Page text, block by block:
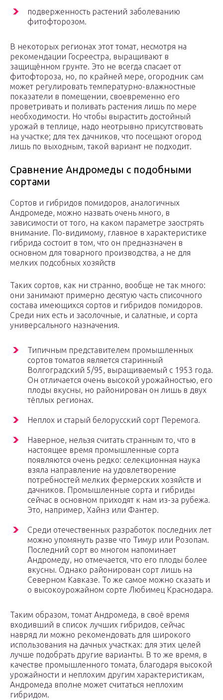
подверженность растений заболеванию
фитофторозом.
В некоторых регионах этот томат, несмотря на
рекомендации Госреестра, выращивают в
защищённом грунте. Это не всегда спасает от
фитофтороза, но, по крайней мере, огородник сам
может регулировать температурно-влажностные
показатели в помещении, своевременно его
проветривать и поливать растения лишь по мере
необходимости. Но чтобы вырастить достойный
урожай в теплице, надо неотрывно присутствовать
на участке; для тех дачников, что посещают огород
лишь по выходным, такой вариант не подходит.
Сравнение Андромеды с подобными
сортами
Сортов и гибридов помидоров, аналогичных
Андромеде, можно назвать очень много, в
зависимости от того, на каком параметре заострять
внимание. По-видимому, главное в характеристике
гибрида состоит в том, что он предназначен в
основном для товарного производства, а не для
мелких подсобных хозяйств
Таких сортов, как ни странно, вообще не так много:
они занимают примерно десятую часть списочного
состава имеющихся сортов и гибридов помидоров.
Среди них есть и засолочные, и салатные, и сорта
универсального назначения.
Типичным представителем промышленных
сортов томатов является старинный
Волгоградский 5/95, выращиваемый с 1953 года.
Он отличается очень высокой урожайностью, его
плоды вкусны, но районирован он лишь в двух
тёплых регионах.
Неплох и старый белорусский сорт Перемога.
Наверное, нельзя считать странным то, что в
настоящее время промышленные сорта
появляются очень редко: селекционная наука
взяла направление на удовлетворение
потребностей мелких фермерских хозяйств и
дачников. Промышленные сорта и гибриды
сейчас в основном приходят к нам из-за рубежа.
Это, например, Хайнз или Фантер.
Среди отечественных разработок последних лет
можно упомянуть разве что Тимур или Розопам.
Последний сорт во многом напоминает
Андромеду, но отмечается, что его плоды более
вкусны. Однако районирован сорт лишь на
Северном Кавказе. То же самое можно сказать и
о высокоурожайном сорте Любимец Краснодара.
Таким образом, томат Андромеда, в своё время
входивший в список лучших гибридов, сейчас
навряд ли можно рекомендовать для широкого
использования на дачных участках: для этих целей
лучше подобрать другие варианты. В то же время, в
качестве промышленного томата, благодаря высокой
урожайности и неплохим другим характеристикам,
Андромеда вполне может считаться неплохим
гибридом.